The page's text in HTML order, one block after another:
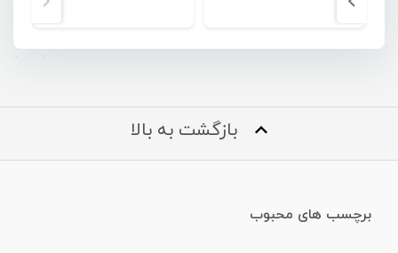
بازگشت به بالا
برچسب های محبوب